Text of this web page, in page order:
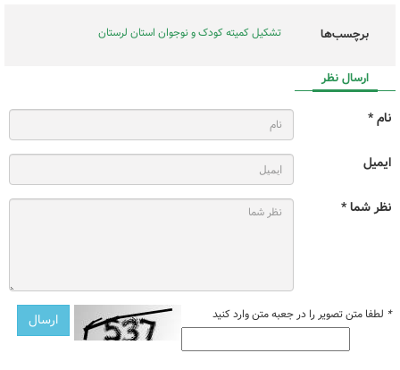
برچسب‌ها تشکیل کمیته کودک و نوجوان استان لرستان
ارسال نظر
نام *
ایمیل
نظر شما *
* لطفا متن تصویر را در جعبه متن وارد کنید